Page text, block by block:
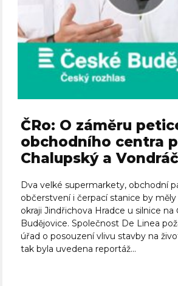
ČRo: O záměru
obchodního centra
Chalupský a
Dva velké supermarkety, obchodní
občerstvení i čerpací stanice by
okraji Jindřichova Hradce u silnice na
Budějovice. Společnost De Linea
úřad o posouzení vlivu stavby na
tak byla uvedena reportáž...